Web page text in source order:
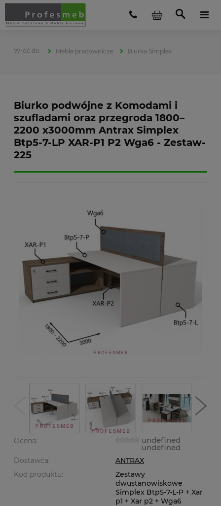
Meble pracownicze Biurka Simplex
Biurko podwójne z Komodami i
szufladami oraz przegroda 1800–
2200 x3000mm Antrax Simplex
Btp5-7-LP XAR-P1 P2 Wga6 - Zestaw-
225
Ocena: undefined
undefined
Dostawca:
ANTRAX
Kod produktu:
Zestawy
dwustanowiskowe
Simplex Btp5-7-L-P + Xar
p1 + Xar p2 + Wga6